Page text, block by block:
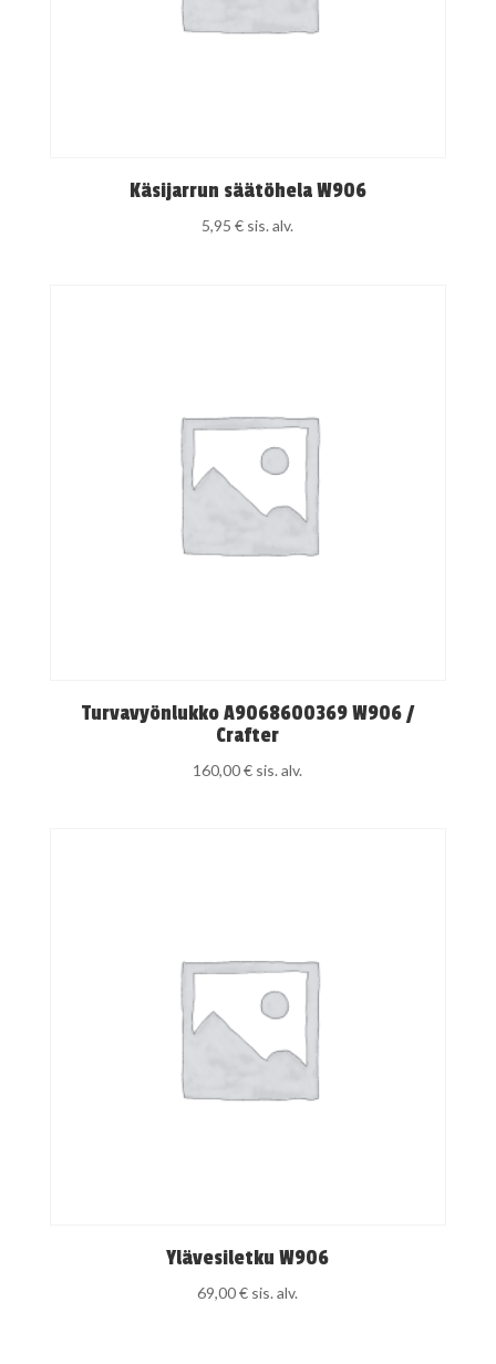
Käsijarrun säätöhela W906
5,95€ sis. alv.
Turvavyönlukko A9068600369 W906 /
Crafter
160,00€ sis. alv.
Ylävesiletku W906
69,00€ sis. alv.